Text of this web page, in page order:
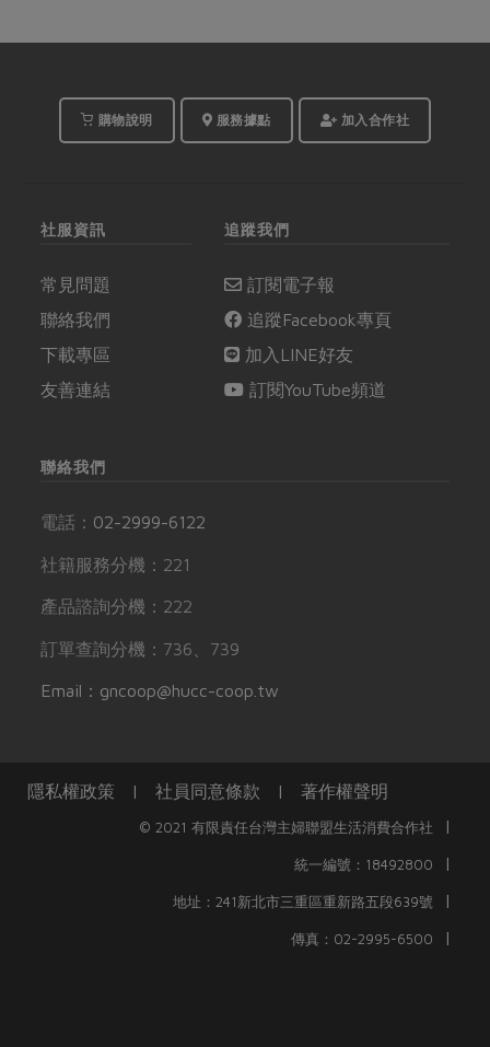
購物說明 服務據點 加入合作社
社服資訊
常見問題
聯絡我們
下載專區
友善連結
追蹤我們
訂閱電子報
追蹤Facebook專頁
加入LINE好友
訂閱YouTube頻道
聯絡我們
電話： 02-2999-6122
社籍服務分機：221
產品諮詢分機：222
訂單查詢分機：736、739
Email：gncoop@hucc-coop.tw
隱私權政策 | 社員同意條款 | 著作權聲明
© 2021 有限責任台灣主婦聯盟生活消費合作社 |
統一編號：18492800 |
地址：241新北市三重區重新路五段639號 |
傳真：02-2995-6500 |